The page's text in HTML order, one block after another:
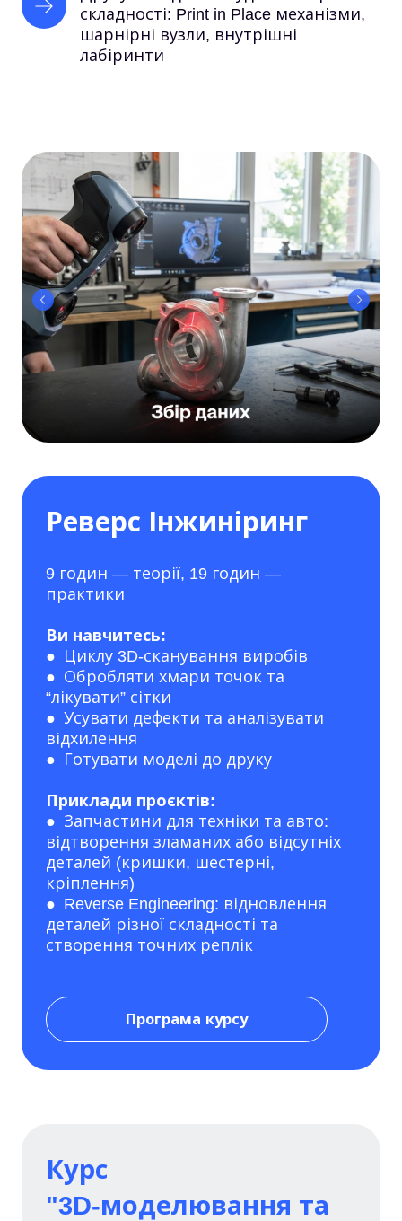
складності: Print in Place механізми,
шарнірні вузли, внутрішні
лабіринти
Реверс Інжиніринг
9 годин — теорії, 19 годин —
практики
Ви навчитесь:
● Циклу 3D-сканування виробів
● Обробляти хмари точок та
“лікувати” сітки
● Усувати дефекти та аналізувати
відхилення
● Готувати моделі до друку
Приклади проєктів:
● Запчастини для техніки та авто:
відтворення зламаних або відсутніх
деталей (кришки, шестерні,
кріплення)
● Reverse Engineering: відновлення
деталей різної складності та
створення точних реплік
Програма курсу
Курс
"3D-моделювання та